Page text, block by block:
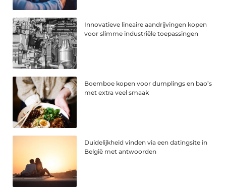
Innovatieve lineaire aandrijvingen kopen
voor slimme industriële toepassingen
Boemboe kopen voor dumplings en bao’s
met extra veel smaak
Duidelijkheid vinden via een datingsite in
België met antwoorden